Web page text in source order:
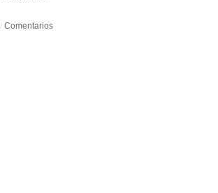
/ Comentarios
/ Comentarios